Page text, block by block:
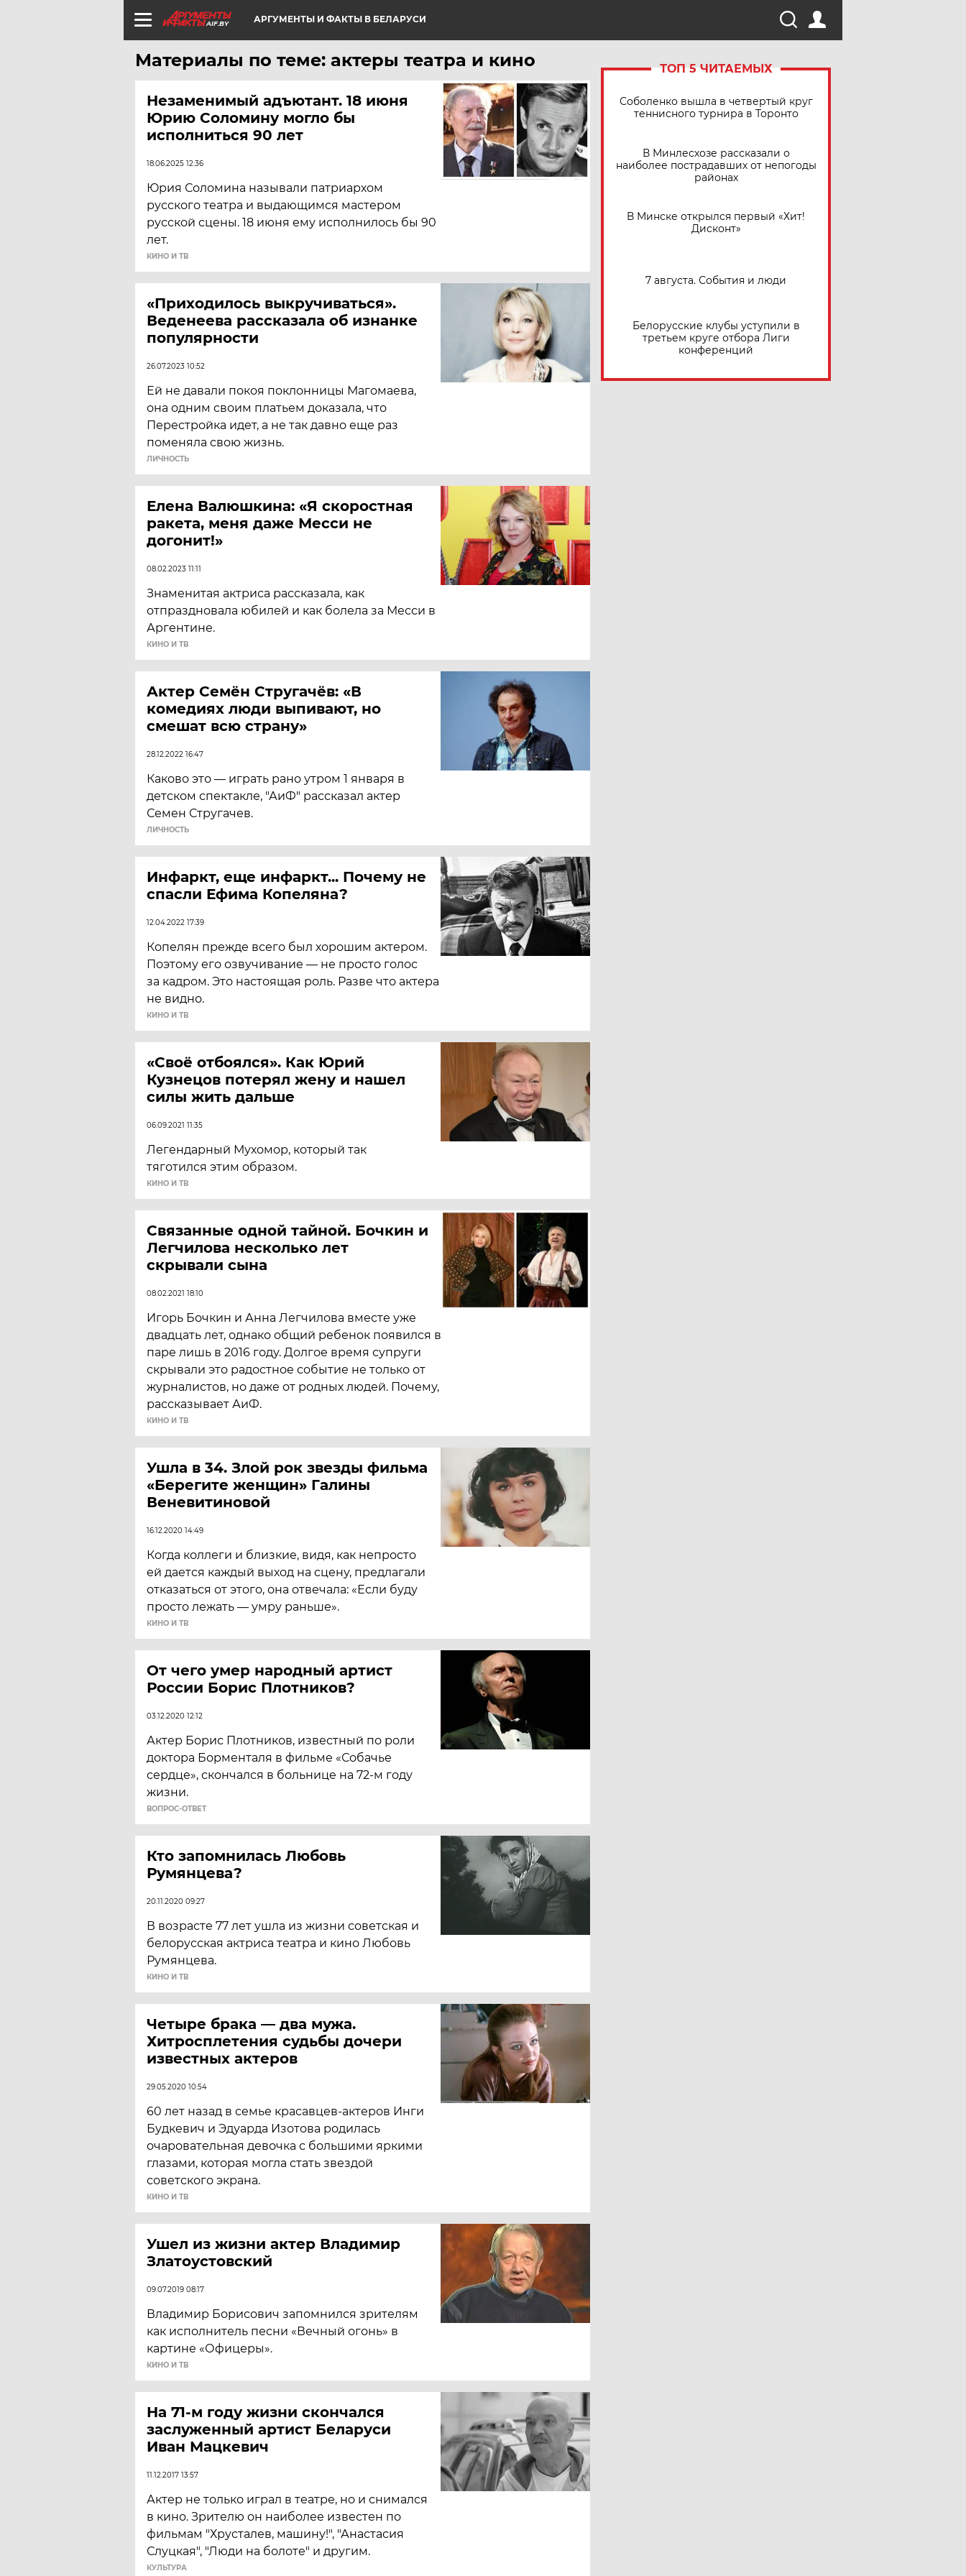
AIF.BY АРГУМЕНТЫ И ФАКТЫ В БЕЛАРУСИ
Материалы по теме: актеры театра и кино
Незаменимый адъютант. 18 июня
Юрию Соломину могло бы
исполниться 90 лет
18.06.2025 12:36
Юрия Соломина называли патриархом
русского театра и выдающимся мастером
русской сцены. 18 июня ему исполнилось бы 90
лет.
КИНО И ТВ
«Приходилось выкручиваться».
Веденеева рассказала об изнанке
популярности
26.07.2023 10:52
Ей не давали покоя поклонницы Магомаева,
она одним своим платьем доказала, что
Перестройка идет, а не так давно еще раз
поменяла свою жизнь.
ЛИЧНОСТЬ
Елена Валюшкина: «Я скоростная
ракета, меня даже Месси не
догонит!»
08.02.2023 11:11
Знаменитая актриса рассказала, как
отпраздновала юбилей и как болела за Месси в
Аргентине.
КИНО И ТВ
Актер Семён Стругачёв: «В
комедиях люди выпивают, но
смешат всю страну»
28.12.2022 16:47
Каково это — играть рано утром 1 января в
детском спектакле, "АиФ" рассказал актер
Семен Стругачев.
ЛИЧНОСТЬ
Инфаркт, еще инфаркт... Почему не
спасли Ефима Копеляна?
12.04.2022 17:39
Копелян прежде всего был хорошим актером.
Поэтому его озвучивание — не просто голос
за кадром. Это настоящая роль. Разве что актера
не видно.
КИНО И ТВ
«Своё отбоялся». Как Юрий
Кузнецов потерял жену и нашел
силы жить дальше
06.09.2021 11:35
Легендарный Мухомор, который так
тяготился этим образом.
КИНО И ТВ
Связанные одной тайной. Бочкин и
Легчилова несколько лет
скрывали сына
08.02.2021 18:10
​Игорь Бочкин и Анна Легчилова вместе уже
двадцать лет, однако общий ребенок появился в
паре лишь в 2016 году. Долгое время супруги
скрывали это радостное событие не только от
журналистов, но даже от родных людей. Почему,
рассказывает АиФ.
КИНО И ТВ
Ушла в 34. Злой рок звезды фильма
«Берегите женщин» Галины
Веневитиновой
16.12.2020 14:49
Когда коллеги и близкие, видя, как непросто
ей дается каждый выход на сцену, предлагали
отказаться от этого, она отвечала: «Если буду
просто лежать — умру раньше».
КИНО И ТВ
От чего умер народный артист
России Борис Плотников?
03.12.2020 12:12
Актер Борис Плотников, известный по роли
доктора Борменталя в фильме «Собачье
сердце», скончался в больнице на 72-м году
жизни.
ВОПРОС-ОТВЕТ
Кто запомнилась Любовь
Румянцева?
20.11.2020 09:27
​В возрасте 77 лет ушла из жизни советская и
белорусская актриса театра и кино Любовь
Румянцева.
КИНО И ТВ
Четыре брака — два мужа.
Хитросплетения судьбы дочери
известных актеров
29.05.2020 10:54
60 лет назад в семье красавцев-актеров Инги
Будкевич и Эдуарда Изотова родилась
очаровательная девочка с большими яркими
глазами, которая могла стать звездой
советского экрана.
КИНО И ТВ
Ушел из жизни актер Владимир
Златоустовский
09.07.2019 08:17
Владимир Борисович запомнился зрителям
как исполнитель песни «Вечный огонь» в
картине «Офицеры».
КИНО И ТВ
На 71-м году жизни скончался
заслуженный артист Беларуси
Иван Мацкевич
11.12.2017 13:57
Актер не только играл в театре, но и снимался
в кино. Зрителю он наиболее известен по
фильмам "Хрусталев, машину!", "Анастасия
Слуцкая", "Люди на болоте" и другим.
КУЛЬТУРА
ТОП 5 ЧИТАЕМЫХ
Соболенко вышла в четвертый круг
теннисного турнира в Торонто
В Минлесхозе рассказали о
наиболее пострадавших от непогоды
районах
В Минске открылся первый «Хит!
Дисконт»
7 августа. События и люди
Белорусские клубы уступили в
третьем круге отбора Лиги
конференций